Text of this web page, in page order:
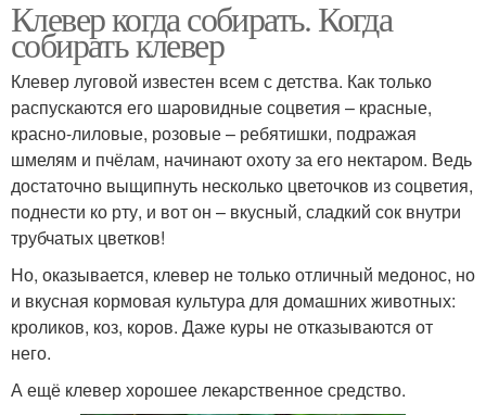
Клевер когда собирать. Когда
собирать клевер
Клевер луговой известен всем с детства. Как только
распускаются его шаровидные соцветия – красные,
красно-лиловые, розовые – ребятишки, подражая
шмелям и пчёлам, начинают охоту за его нектаром. Ведь
достаточно выщипнуть несколько цветочков из соцветия,
поднести ко рту, и вот он – вкусный, сладкий сок внутри
трубчатых цветков!
Но, оказывается, клевер не только отличный медонос, но
и вкусная кормовая культура для домашних животных:
кроликов, коз, коров. Даже куры не отказываются от
него.
А ещё клевер хорошее лекарственное средство.